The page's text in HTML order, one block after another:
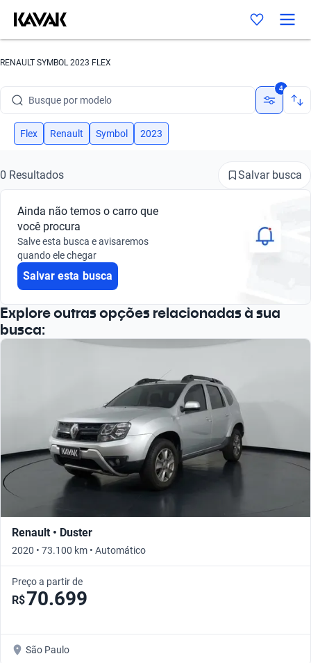
RENAULT SYMBOL 2023 FLEX
Busque por modelo
Busque por versão
Busque por marca
Busque por modelo
Busque por versão
4
Flex Renault Symbol 2023
0 Resultados Salvar busca
Ainda não temos o carro que
você procura
Salve esta busca e avisaremos
quando ele chegar
Salvar esta busca
Explore outras opções relacionadas à sua
busca:
Renault • Duster
2020 • 73.100 km • Automático
Preço a partir de
R$70.699
São Paulo